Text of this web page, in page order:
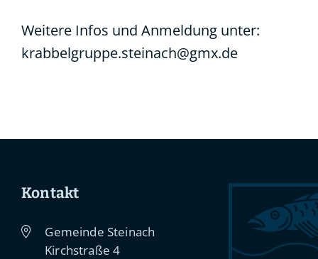
Weitere Infos und Anmeldung unter:
krabbelgruppe.steinach@gmx.de
Kontakt
Gemeinde Steinach
Kirchstraße 4